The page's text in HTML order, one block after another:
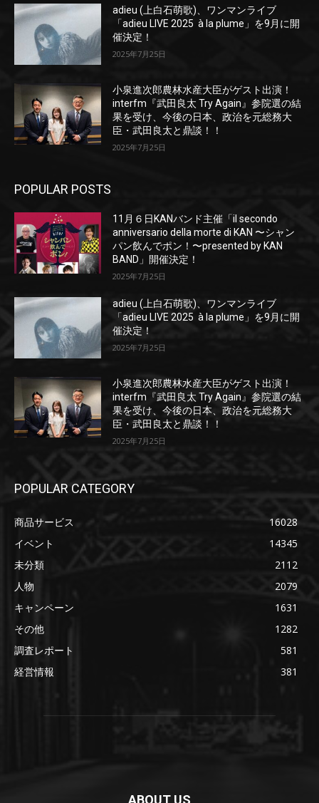
adieu (上白石萌歌)、ワンマンライブ
「adieu LIVE 2025 à la plume」を9月に開
催決定！
2025年7月25日
小泉進次郎農林水産大臣がゲスト出演！
interfm『武田良太 Try Again』参院選の結
果を受け、今後の日本、政治を元総務大
臣・武田良太と鼎談！！
2025年7月25日
POPULAR POSTS
11月６日KANバンド主催「il secondo
anniversario della morte di KAN 〜シャン
パン飲んでポン！〜presented by KAN
BAND」開催決定！
2025年7月25日
adieu (上白石萌歌)、ワンマンライブ
「adieu LIVE 2025 à la plume」を9月に開
催決定！
2025年7月25日
小泉進次郎農林水産大臣がゲスト出演！
interfm『武田良太 Try Again』参院選の結
果を受け、今後の日本、政治を元総務大
臣・武田良太と鼎談！！
2025年7月25日
POPULAR CATEGORY
商品サービス
16028
イベント
14345
未分類
2112
人物
2079
キャンペーン
1631
その他
1282
調査レポート
581
経営情報
381
ABOUT US